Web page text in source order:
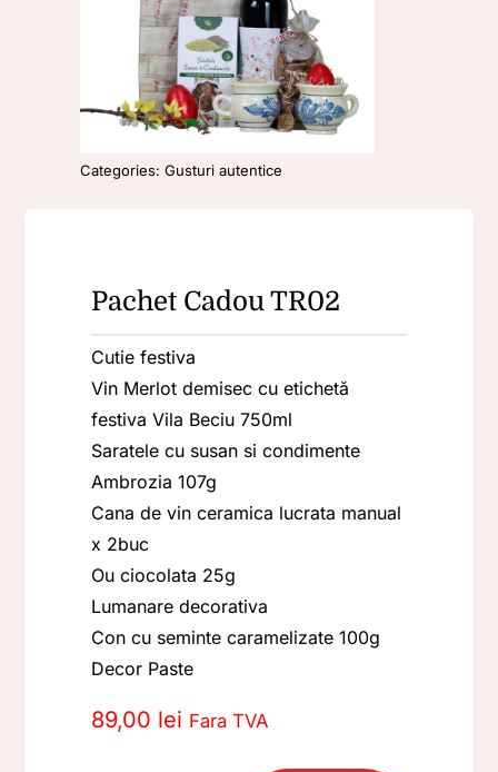
Contact
Categories:Gusturi autentice
Pachet Cadou TR02
Cutie festiva
Vin Merlot demisec cu etichetă
festiva Vila Beciu 750ml
Saratele cu susan si condimente
Ambrozia 107g
Cana de vin ceramica lucrata manual
x 2buc
Ou ciocolata 25g
Lumanare decorativa
Con cu seminte caramelizate 100g
Decor Paste
89,00 lei Fara TVA